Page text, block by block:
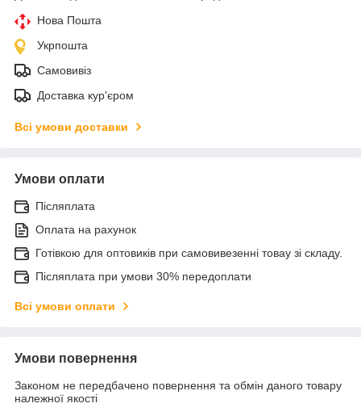
Нова Пошта
Укрпошта
Самовивіз
Доставка кур'єром
Всі умови доставки
Умови оплати
Післяплата
Оплата на рахунок
Готівкою для оптовиків при самовивезенні товау зі складу.
Післяплата при умови 30% передоплати
Всі умови оплати
Умови повернення
Законом не передбачено повернення та обмін даного товару
належної якості